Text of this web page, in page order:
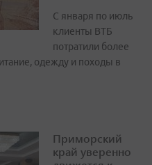
С января по июль
клиенты ВТБ
потратили более
одежду и походы в
Приморский
край уверенно